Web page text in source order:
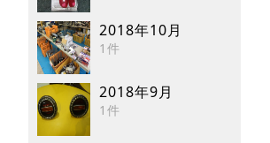
2018年10月
1件
2018年9月
1件